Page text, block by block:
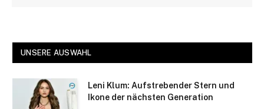
UNSERE AUSWAHL
Leni Klum: Aufstrebender Stern und
Ikone der nächsten Generation